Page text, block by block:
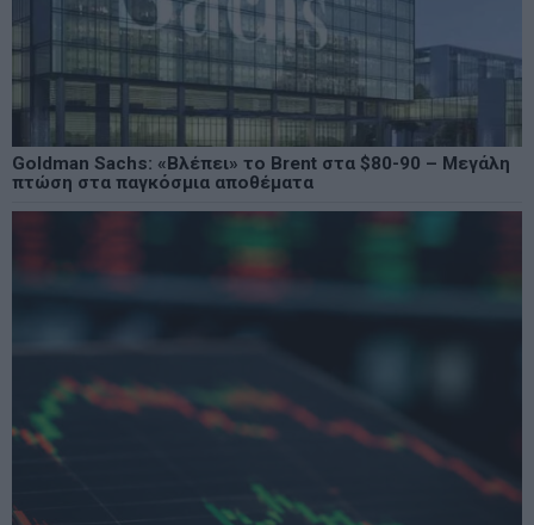
Goldman Sachs: «Βλέπει» το Brent στα $80-90 – Μεγάλη
πτώση στα παγκόσμια αποθέματα